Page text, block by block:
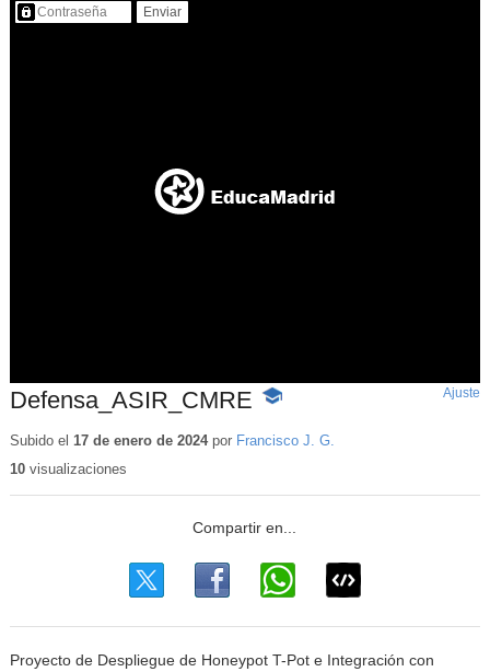
Contenido protegido…
Defensa_ASIR_CMRE
-
educativo
Ajuste
Subido el 17 de enero de 2024por Francisco J. G.
10visualizaciones
Proyecto de Despliegue de Honeypot T-Pot e Integración con